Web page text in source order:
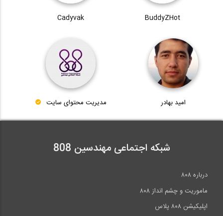
BuddyZHot
Cadyvak
امید بهادر مدیریت محتوای سایت
شبکه اجتماعی مهندسین 808
درباره ۸۰۸
ماموریت و چشم انداز ۸۰۸
اپلیکیشن ۸۰۸ پلاس